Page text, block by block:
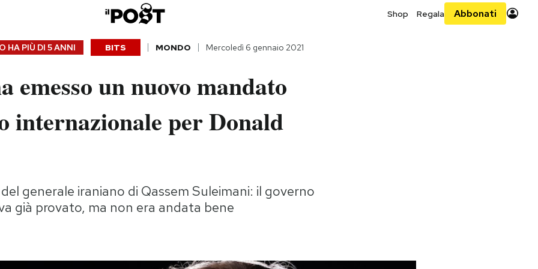
Shop Regala Abbonati
HA PIÙ DI 5 ANNI BITS MONDO Mercoledì 6 gennaio 2021
emesso un nuovo mandato
internazionale per Donald
generale iraniano di Qassem Suleimani: il governo
già provato, ma non era andata bene